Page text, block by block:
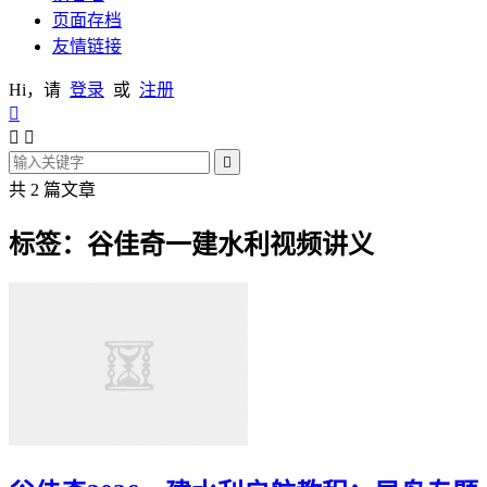
页面存档
友情链接
Hi，请 登录 或 注册

 

共 2 篇文章
标签：谷佳奇一建水利视频讲义